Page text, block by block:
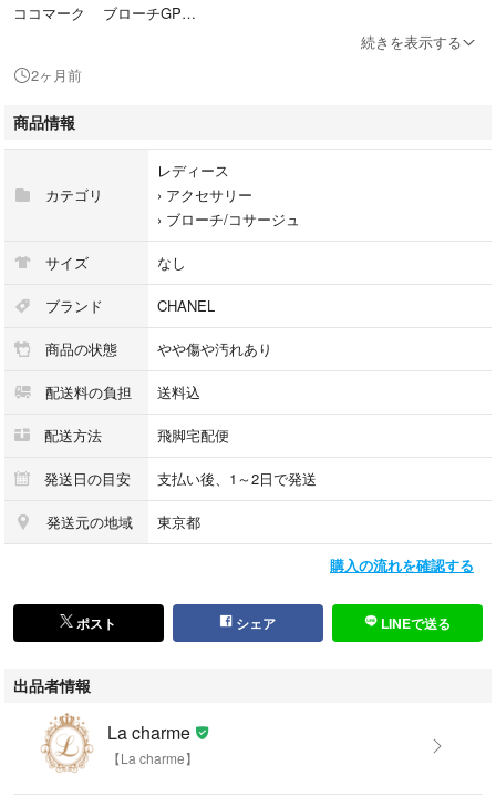
ココマーク ブローチGP
素材
シャンパンゴールド
シリアル
箱・保存袋
続きを表示する
2ヶ月前
商品情報
カテゴリ
レディース
› アクセサリー
› ブローチ/コサージュ
サイズ なし
ブランド CHANEL
商品の状態 やや傷や汚れあり
配送料の負担 送料込
配送方法 飛脚宅配便
発送日の目安 支払い後、1～2日で発送
発送元の地域 東京都
購入の流れを確認する
ポスト シェア LINEで送る
出品者情報
La charme
【La charme】